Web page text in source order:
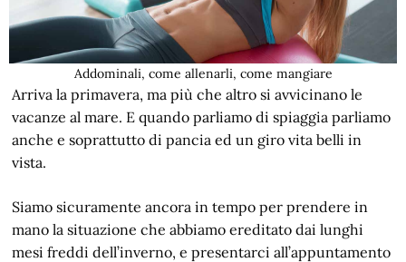
Addominali, come allenarli, come mangiare
Arriva la primavera, ma più che altro si avvicinano le
vacanze al mare. E quando parliamo di spiaggia parliamo
anche e soprattutto di pancia ed un giro vita belli in
vista.
Siamo sicuramente ancora in tempo per prendere in
mano la situazione che abbiamo ereditato dai lunghi
mesi freddi dell’inverno, e presentarci all’appuntamento